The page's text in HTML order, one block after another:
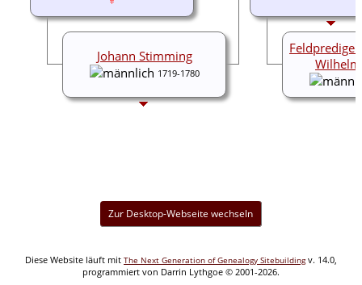
Johann Stimming
1719-1780
Zur Desktop-Webseite wechseln
Diese Website läuft mit The Next Generation of Genealogy Sitebuildingv. 14.0,
programmiert von Darrin Lythgoe © 2001-2026.